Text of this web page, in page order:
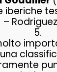
–
5.